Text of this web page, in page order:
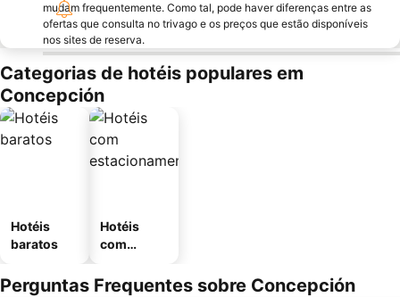
mudam frequentemente. Como tal, pode haver diferenças entre as
ofertas que consulta no trivago e os preços que estão disponíveis
nos sites de reserva.
Categorias de hotéis populares em
Concepción
Hotéis
baratos
Hotéis
com
mento
Perguntas Frequentes sobre Concepción